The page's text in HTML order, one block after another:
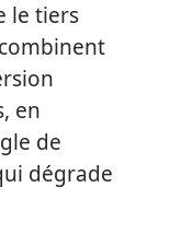
le tiers
en
de
dégrade